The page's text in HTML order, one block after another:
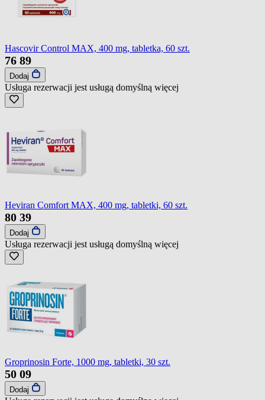
Hascovir Control MAX, 400 mg, tabletka, 60 szt.
76 89
Dodaj
Usługa rezerwacji jest usługą domyślną więcej
Heviran Comfort MAX, 400 mg, tabletki, 60 szt.
80 39
Dodaj
Usługa rezerwacji jest usługą domyślną więcej
Groprinosin Forte, 1000 mg, tabletki, 30 szt.
50 09
Dodaj